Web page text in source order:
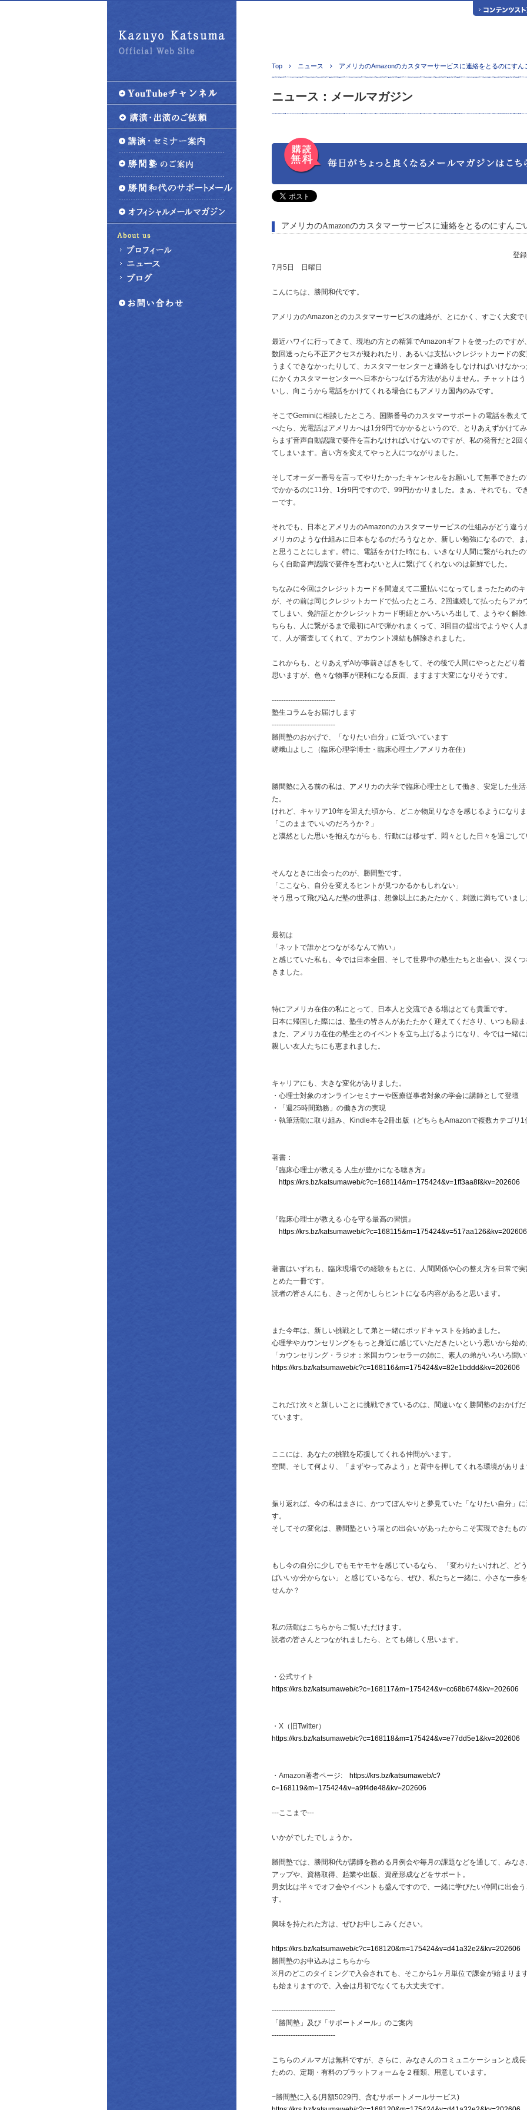
Top ニュース アメリカのAmazonのカスタマーサービスに連絡をとるのにすん
ニュース：メールマガジン
アメリカのAmazonのカスタマーサービスに連絡をとるのにすんご
登
7月5日 日曜日
こんにちは、勝間和代です。
アメリカのAmazonとのカスタマーサービスの連絡が、とにかく、すごく大変で
最近ハワイに行ってきて、現地の方との精算でAmazonギフトを使ったのですが
数回送ったら不正アクセスが疑われたり、あるいは支払いクレジットカードの
うまくできなかったりして、カスタマーセンターと連絡をしなければいけなかっ
にかくカスタマーセンターへ日本からつなげる方法がありません。チャットは
いし、向こうから電話をかけてくれる場合にもアメリカ国内のみです。
そこでGeminiに相談したところ、国際番号のカスタマーサポートの電話を教え
べたら、光電話はアメリカへは1分9円でかかるというので、とりあえずかけて
らまず音声自動認識で要件を言わなければいけないのですが、私の発音だと2回
てしまいます。言い方を変えてやっと人につながりました。
そしてオーダー番号を言ってやりたかったキャンセルをお願いして無事できたの
でかかるのに11分、1分9円ですので、99円かかりました。まぁ、それでも、で
ーです。
それでも、日本とアメリカのAmazonのカスタマーサービスの仕組みがどう違う
メリカのような仕組みに日本もなるのだろうなとか、新しい勉強になるので、
と思うことにします。特に、電話をかけた時にも、いきなり人間に繋がられた
らく自動音声認識で要件を言わないと人に繋げてくれないのは新鮮でした。
ちなみに今回はクレジットカードを間違えて二重払いになってしまったための
が、その前は同じクレジットカードで払ったところ、2回連続して払ったらアカ
てしまい、免許証とかクレジットカード明細とかいろいろ出して、ようやく解
ちらも、人に繋がるまで最初にAIで弾かれまくって、3回目の提出でようやく人
て、人が審査してくれて、アカウント凍結も解除されました。
これからも、とりあえずAIが事前さばきをして、その後で人間にやっとたどり着
思いますが、色々な物事が便利になる反面、ますます大変になりそうです。
---------------------------
塾生コラムをお届けします
---------------------------
勝間塾のおかげで、「なりたい自分」に近づいています
嵯峨山よしこ（臨床心理学博士・臨床心理士／アメリカ在住）
勝間塾に入る前の私は、アメリカの大学で臨床心理士として働き、安定した生
た。
けれど、キャリア10年を迎えた頃から、どこか物足りなさを感じるようになりま
「このままでいいのだろうか？」
と漠然とした思いを抱えながらも、行動には移せず、悶々とした日々を過ごして
そんなときに出会ったのが、勝間塾です。
「ここなら、自分を変えるヒントが見つかるかもしれない」
そう思って飛び込んだ塾の世界は、想像以上にあたたかく、刺激に満ちていまし
最初は
「ネットで誰かとつながるなんて怖い」
と感じていた私も、今では日本全国、そして世界中の塾生たちと出会い、深く
きました。
特にアメリカ在住の私にとって、日本人と交流できる場はとても貴重です。
日本に帰国した際には、塾生の皆さんがあたたかく迎えてくださり、いつも励ま
また、アメリカ在住の塾生とのイベントを立ち上げるようになり、今では一緒
親しい友人たちにも恵まれました。
キャリアにも、大きな変化がありました。
・心理士対象のオンラインセミナーや医療従事者対象の学会に講師として登壇
・「週25時間勤務」の働き方の実現
・執筆活動に取り組み、Kindle本を2冊出版（どちらもAmazonで複数カテゴリ1
著書：
『臨床心理士が教える 人生が豊かになる聴き方』
https://krs.bz/katsumaweb/c?c=168114&m=175424&v=1ff3aa8f&kv=202606
『臨床心理士が教える 心を守る最高の習慣』
https://krs.bz/katsumaweb/c?c=168115&m=175424&v=517aa126&kv=202606
著書はいずれも、臨床現場での経験をもとに、人間関係や心の整え方を日常で実
とめた一冊です。
読者の皆さんにも、きっと何かしらヒントになる内容があると思います。
また今年は、新しい挑戦として弟と一緒にポッドキャストを始めました。
心理学やカウンセリングをもっと身近に感じていただきたいという思いから始め
「カウンセリング・ラジオ：米国カウンセラーの姉に、素人の弟がいろいろ聞い
https://krs.bz/katsumaweb/c?c=168116&m=175424&v=82e1bddd&kv=202606
これだけ次々と新しいことに挑戦できているのは、間違いなく勝間塾のおかげ
ています。
ここには、あなたの挑戦を応援してくれる仲間がいます。
空間、そして何より、「まずやってみよう」と背中を押してくれる環境がありま
振り返れば、今の私はまさに、かつてぼんやりと夢見ていた「なりたい自分」に
す。
そしてその変化は、勝間塾という場との出会いがあったからこそ実現できたもの
もし今の自分に少しでもモヤモヤを感じているなら、 「変わりたいけれど、ど
ばいいか分からない」 と感じているなら、ぜひ、私たちと一緒に、小さな一歩
せんか？
私の活動はこちらからご覧いただけます。
読者の皆さんとつながれましたら、とても嬉しく思います。
・公式サイト
https://krs.bz/katsumaweb/c?c=168117&m=175424&v=cc68b674&kv=202606
・X（旧Twitter）
https://krs.bz/katsumaweb/c?c=168118&m=175424&v=e77dd5e1&kv=202606
・Amazon著者ページ: https://krs.bz/katsumaweb/c?
c=168119&m=175424&v=a9f4de48&kv=202606
---ここまで---
いかがでしたでしょうか。
勝間塾では、勝間和代が講師を務める月例会や毎月の課題などを通して、みな
アップや、資格取得、起業や出版、資産形成などをサポート。
男女比は半々でオフ会やイベントも盛んですので、一緒に学びたい仲間に出会う
す。
興味を持たれた方は、ぜひお申しこみください。
https://krs.bz/katsumaweb/c?c=168120&m=175424&v=d41a32e2&kv=202606
勝間塾のお申込みはこちらから
※月のどこのタイミングで入会されても、そこから1ヶ月単位で課金が始まりま
も始まりますので、入会は月初でなくても大丈夫です。
---------------------------
「勝間塾」及び「サポートメール」のご案内
---------------------------
こちらのメルマガは無料ですが、さらに、みなさんのコミュニケーションと成
ための、定期・有料のプラットフォームを２種類、用意しています。
−勝間塾に入る(月額5029円、含むサポートメールサービス)